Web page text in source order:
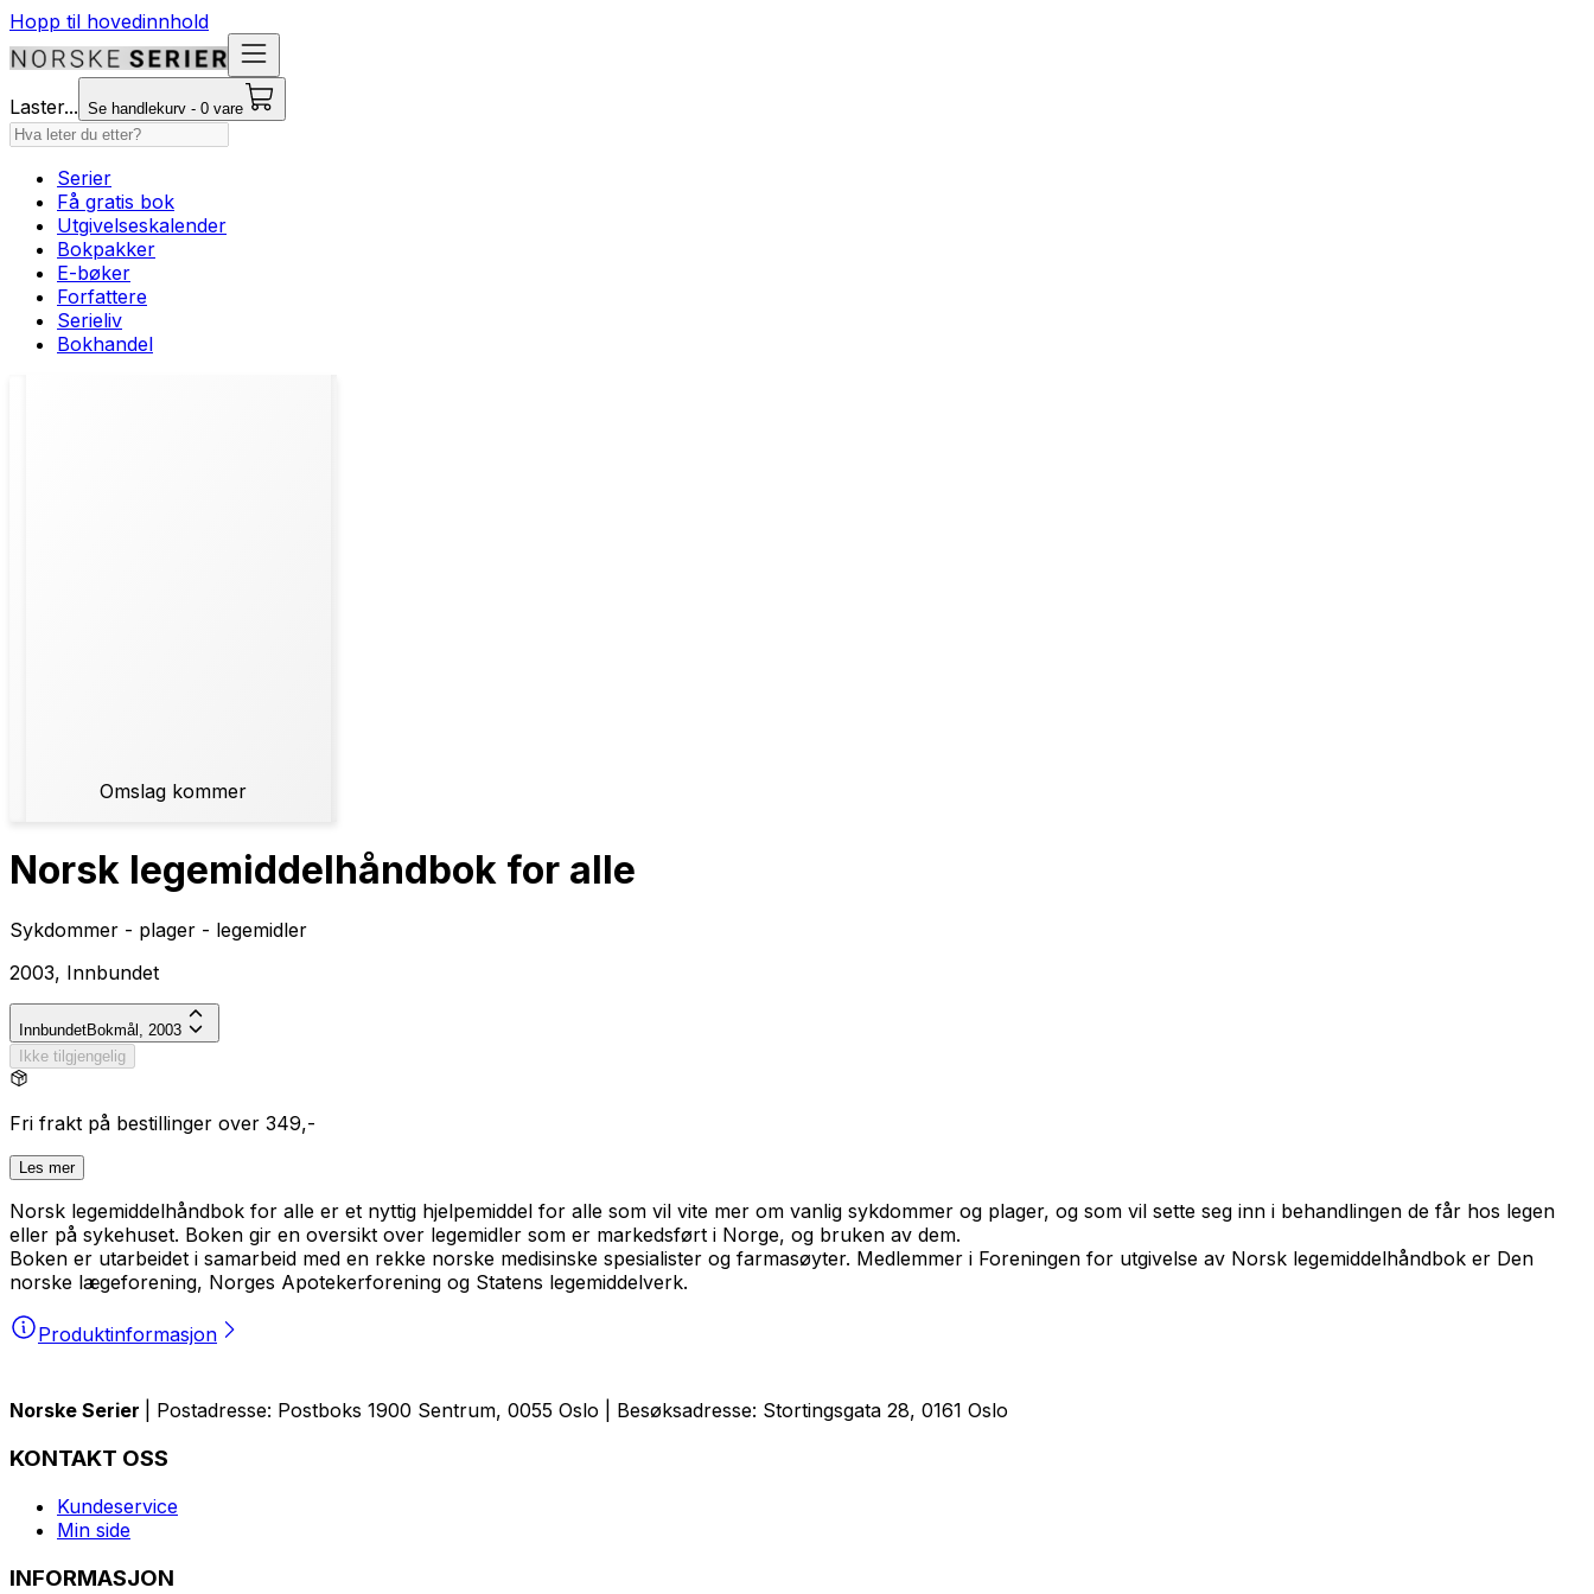
Hopp til hovedinnhold
Laster... Se handlekurv - 0 vare
Serier
Få gratis bok
Utgivelseskalender
Bokpakker
E-bøker
Forfattere
Serieliv
Bokhandel
Omslag kommer
Norsk legemiddelhåndbok for alle
Sykdommer - plager - legemidler
2003, Innbundet
InnbundetBokmål, 2003
Ikke tilgjengelig
Fri frakt på bestillinger over 349,-
Les mer
Norsk legemiddelhåndbok for alle er et nyttig hjelpemiddel for alle som vil vite mer om vanlig sykdommer og plager, og som vil sette seg inn i behandlingen de får hos legen
eller på sykehuset. Boken gir en oversikt over legemidler som er markedsført i Norge, og bruken av dem.
Boken er utarbeidet i samarbeid med en rekke norske medisinske spesialister og farmasøyter. Medlemmer i Foreningen for utgivelse av Norsk legemiddelhåndbok er Den
norske lægeforening, Norges Apotekerforening og Statens legemiddelverk.
Produktinformasjon
Norske Serier | Postadresse: Postboks 1900 Sentrum, 0055 Oslo | Besøksadresse: Stortingsgata 28, 0161 Oslo
KONTAKT OSS
Kundeservice
Min side
INFORMASJON